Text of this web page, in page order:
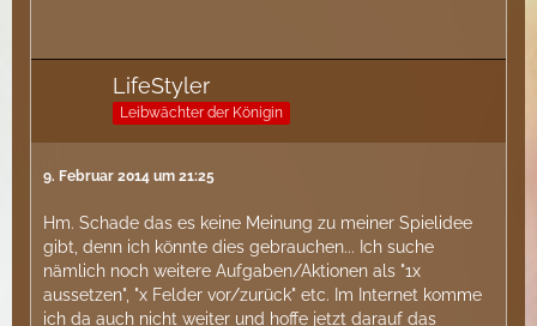
LifeStyler
Leibwächter der Königin
9. Februar 2014 um 21:25
Hm. Schade das es keine Meinung zu meiner Spielidee
gibt, denn ich könnte dies gebrauchen... Ich suche
nämlich noch weitere Aufgaben/Aktionen als "1x
aussetzen", "x Felder vor/zurück" etc. Im Internet komme
ich da auch nicht weiter und hoffe jetzt darauf das